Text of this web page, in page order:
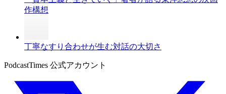
作構想
丁寧なすり合わせが生む対話の大切さ
PodcastTimes 公式アカウント